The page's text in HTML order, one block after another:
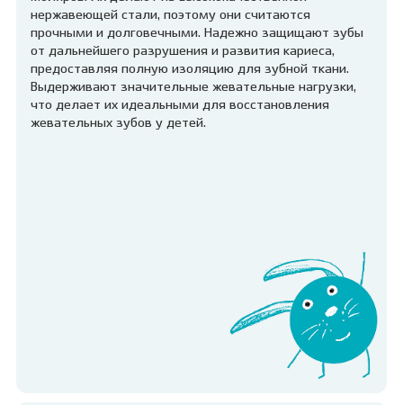
нержавеющей стали, поэтому они считаются
прочными и долговечными. Надежно защищают зубы
от дальнейшего разрушения и развития кариеса,
предоставляя полную изоляцию для зубной ткани.
Выдерживают значительные жевательные нагрузки,
что делает их идеальными для восстановления
жевательных зубов у детей.